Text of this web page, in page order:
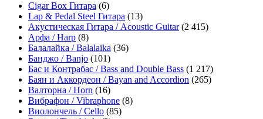
Cigar Box Гитара (6)
Lap & Pedal Steel Гитара (13)
Акустическая Гитара / Acoustic Guitar(2 415)
Арфа / Harp (8)
Балалайка / Balalaika (36)
Банджо / Banjo (101)
Бас и Контрабас / Bass and Double Bass (1 217)
Баян и Аккордеон / Bayan and Accordion (265)
Валторна / Horn (16)
Вибрафон / Vibraphone (8)
Виолончель / Cello (85)